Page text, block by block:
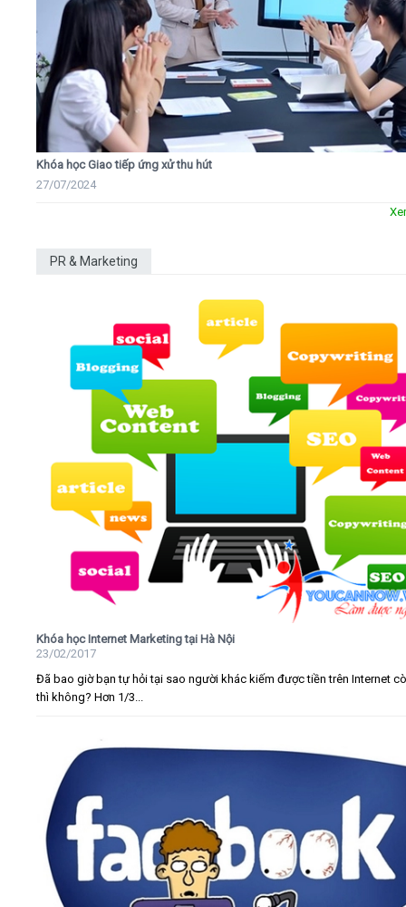
Khóa học Giao tiếp ứng xử thu hút
27/07/2024
PR & Marketing
Khóa học Internet Marketing tại Hà Nội
23/02/2017
Đã bao giờ bạn tự hỏi tại sao người khác kiếm được tiền trên Internet
thì không? Hơn 1/3...